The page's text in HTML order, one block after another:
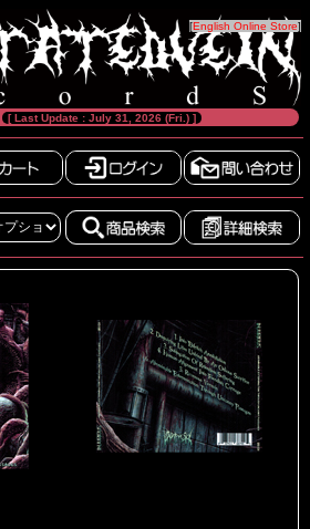
[English Online Store]
[ Last Update : July 31, 2026 (Fri.) ]